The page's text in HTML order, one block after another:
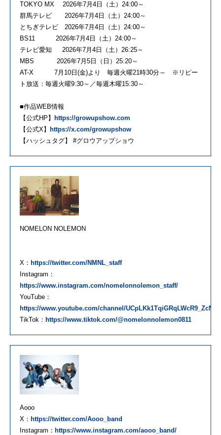
TOKYO MX 2026年7月4日（土）24:00～
群馬テレビ 2026年7月4日（土）24:00～
とちぎテレビ 2026年7月4日（土）24:00～
BS11 2026年7月4日（土）24:00～
テレビ愛知 2026年7月4日（土）26:25～
MBS 2026年7月5日（日）25:20～
AT-X 7月10日(金)より 毎週火曜21時30分～ ※リピー
ト放送：毎週火曜9:30～／毎週木曜15:30～
■作品WEB情報
【公式HP】
https://growupshow.com
【公式X】
https://x.com/growupshow
【ハッシュタグ】 #グロウアップショウ
NOMELON NOLEMON
X： https://twitter.com/NMNL_staff
Instagram：
https://www.instagram.com/nomelonnolemon_staff/
YouTube：
https://www.youtube.com/channel/UCpLKk1TqiGRqLWcR9_ZcNaA
TikTok： https://www.tiktok.com/@nomelonnolemon0811
Aooo
X： https://twitter.com/Aooo_band
Instagram： https://www.instagram.com/aooo_band/